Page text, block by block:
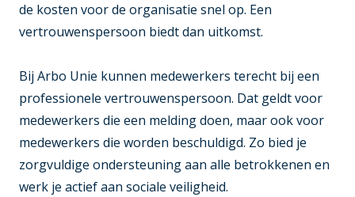
de kosten voor de organisatie snel op. Een
vertrouwenspersoon biedt dan uitkomst.
Bij Arbo Unie kunnen medewerkers terecht bij een
professionele vertrouwenspersoon. Dat geldt voor
medewerkers die een melding doen, maar ook voor
medewerkers die worden beschuldigd. Zo bied je
zorgvuldige ondersteuning aan alle betrokkenen en
werk je actief aan sociale veiligheid.